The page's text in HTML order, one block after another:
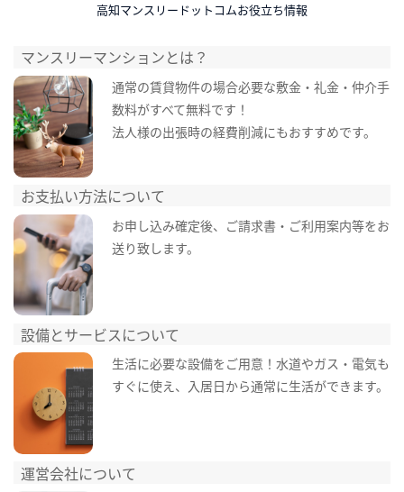
高知マンスリードットコムお役立ち情報
マンスリーマンションとは？
通常の賃貸物件の場合必要な敷金・礼金・仲介手
数料がすべて無料です！
法人様の出張時の経費削減にもおすすめです。
お支払い方法について
お申し込み確定後、ご請求書・ご利用案内等をお
送り致します。
設備とサービスについて
生活に必要な設備をご用意！水道やガス・電気も
すぐに使え、入居日から通常に生活ができます。
運営会社について